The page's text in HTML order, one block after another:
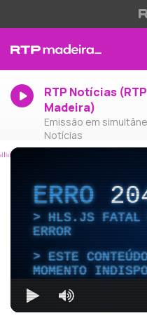
RTP Notícias (RTP
Madeira)
Emissão em
Notícias
ERRO
HLS.JS FATAL
ERROR
ESTE
MOMENTO